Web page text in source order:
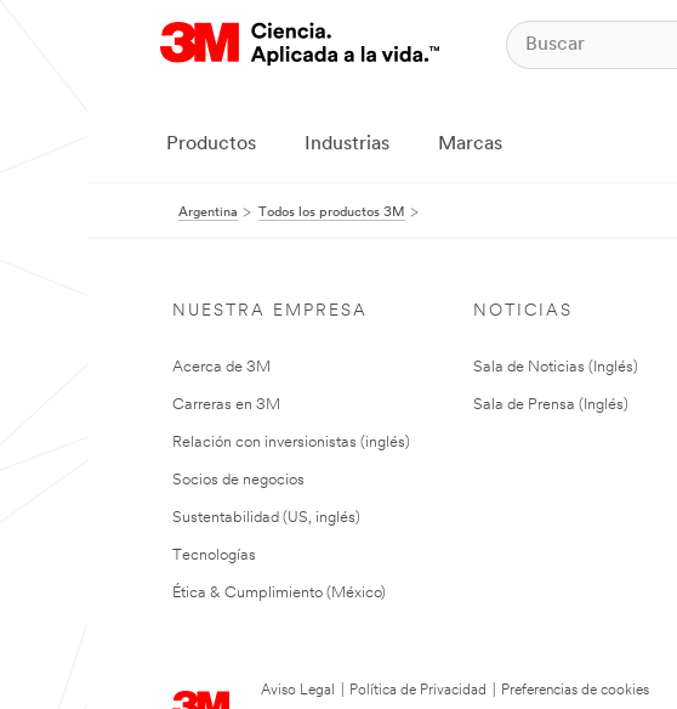
Productos Industrias Marcas
Argentina Todos los productos 3M
NUESTRA EMPRESA
Acerca de 3M
Carreras en 3M
Relación con inversionistas (inglés)
Socios de negocios
Sustentabilidad (US, inglés)
Tecnologías
Ética & Cumplimiento (México)
NOTICIAS
Sala de Noticias (Inglés)
Sala de Prensa (Inglés)
Aviso Legal Política de Privacidad
Preferencias de cookies